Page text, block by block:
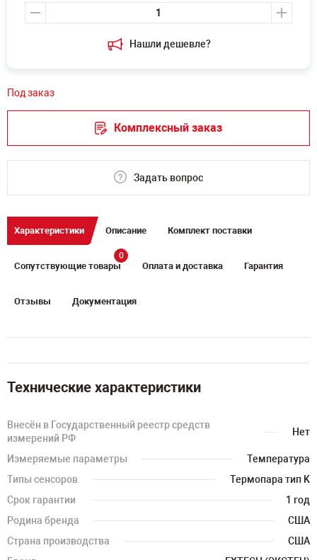
Нашли дешевле?
Под заказ
Комплексный заказ
Задать вопрос
Характеристики Описание Комплект поставки
Сопутствующие товары
0
Оплата и доставка Гарантия
Отзывы Документация
Технические характеристики
Внесён в Государственный реестр средств
измерений РФ
Нет
Измеряемые параметры
Температура
Типы сенсоров
Термопара тип K
Срок гарантии
1 год
Родина бренда
США
Страна производства
США